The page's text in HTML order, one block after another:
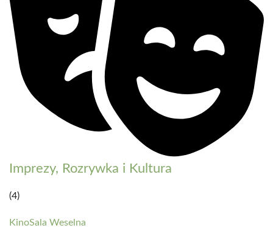
Imprezy, Rozrywka i Kultura
(4)
KinoSala Weselna